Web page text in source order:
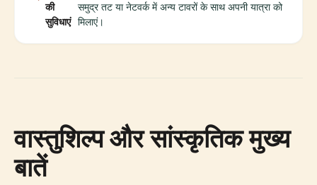
की
सुविधाएं
समुद्र तट या नेटवर्क में अन्य टावरों के साथ अपनी यात्रा को
मिलाएं।
वास्तुशिल्प और सांस्कृतिक मुख्य
बातें